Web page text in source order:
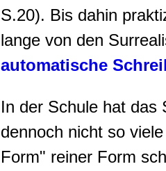
S.20). Bis dahin
lange von den
automatische
In der Schule hat das
dennoch nicht so
Form" reiner Form